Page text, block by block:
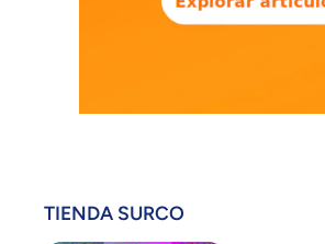
TIENDA SURCO